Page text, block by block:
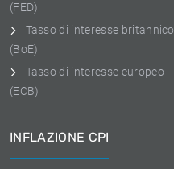
(FED)
Tasso di interesse britannico
(BoE)
Tasso di interesse europeo
(ECB)
INFLAZIONE CPI